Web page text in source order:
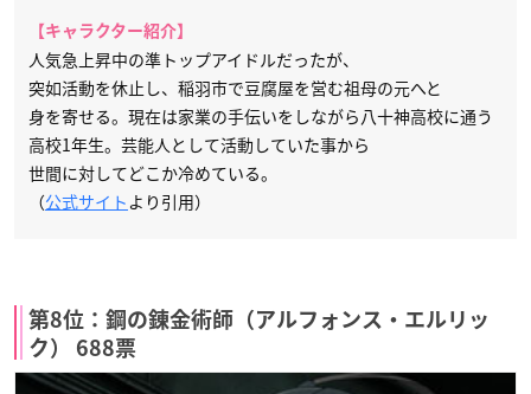
【キャラクター紹介】
人気急上昇中の準トップアイドルだったが、
突如活動を休止し、稲羽市で豆腐屋を営む祖母の元へと
身を寄せる。現在は家業の手伝いをしながら八十神高校に通う
高校1年生。芸能人として活動していた事から
世間に対してどこか冷めている。
（公式サイト より引用）
第8位：鋼の錬金術師（アルフォンス・エルリッ
ク） 688票